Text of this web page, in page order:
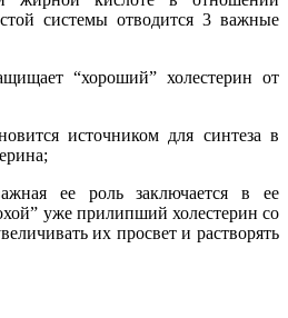
системы отводится 3 важные
“хороший” холестерин от
источником для синтеза в
ее роль заключается в ее
уже прилипший холестерин со
их просвет и растворять